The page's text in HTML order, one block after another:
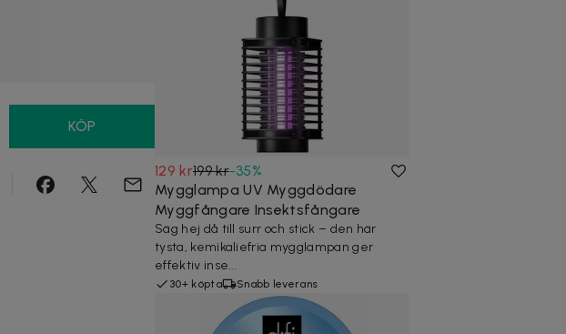
KÖP
129 kr199 kr-35%
Mygglampa UV Myggdödare
Myggfångare Insektsfångare
Säg hej då till surr och stick – den här
tysta, kemikaliefria mygglampan ger
effektiv inse...
30+ köpta Snabb leverans